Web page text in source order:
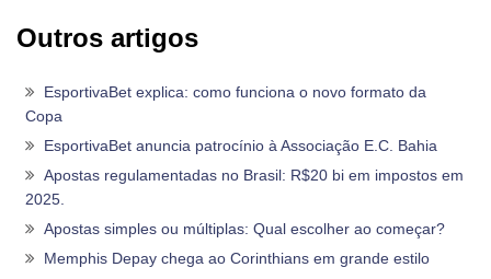
Outros artigos
EsportivaBet explica: como funciona o novo formato da
Copa
EsportivaBet anuncia patrocínio à Associação E.C. Bahia
Apostas regulamentadas no Brasil: R$20 bi em impostos em
2025.
Apostas simples ou múltiplas: Qual escolher ao começar?
Memphis Depay chega ao Corinthians em grande estilo